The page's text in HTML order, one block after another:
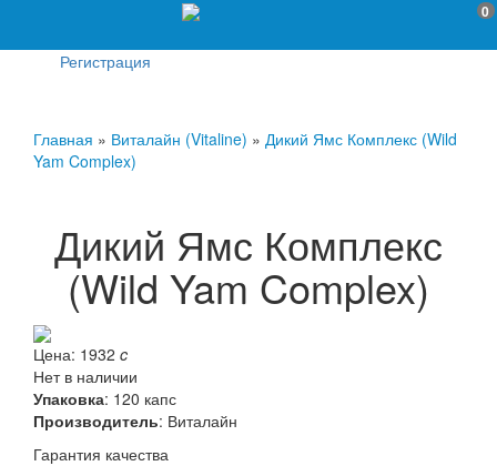
0
Регистрация
Главная » Виталайн (Vitaline) » Дикий Ямс Комплекс (Wild
Yam Complex)
Дикий Ямс Комплекс
(Wild Yam Complex)
Цена: 1932 c
Нет в наличии
Упаковка: 120 капс
Производитель: Виталайн
Гарантия качества